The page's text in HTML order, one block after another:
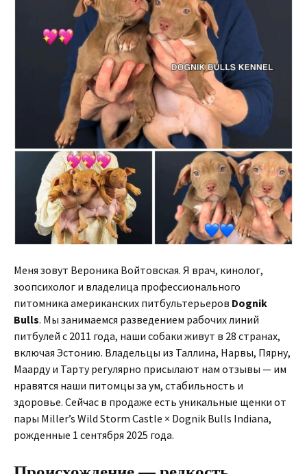
Меня зовут Вероника Войтовская. Я врач, кинолог,
зоопсихолог и владелица профессионального
питомника американских питбультерьеров Dognik
Bulls. Мы занимаемся разведением рабочих линий
питбулей с 2011 года, наши собаки живут в 28 странах,
включая Эстонию. Владельцы из Таллина, Нарвы, Пярну,
Маарду и Тарту регулярно присылают нам отзывы — им
нравятся наши питомцы за ум, стабильность и
здоровье. Сейчас в продаже есть уникальные щенки от
пары Miller’s Wild Storm Castle × Dognik Bulls Indiana,
рожденные 1 сентября 2025 года.